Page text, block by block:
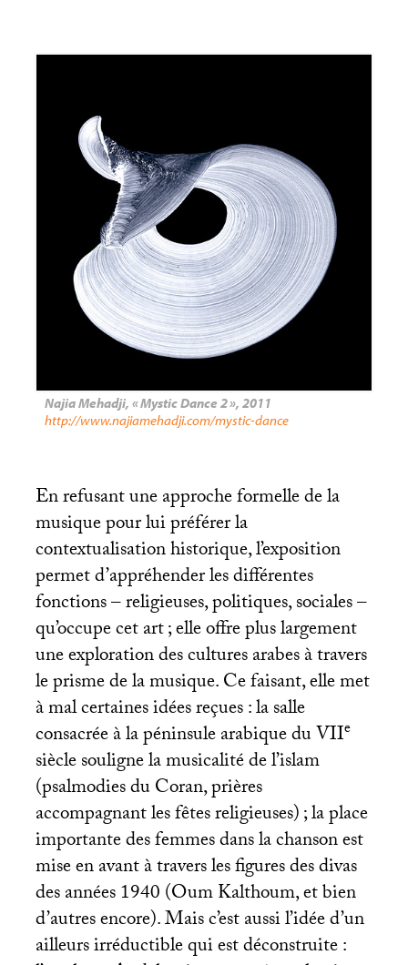
Najia Mehadji, «Mystic Dance 2», 2011
http://www.najiamehadji.com/mystic-dance
En refusant une approche formelle de la
musique pour lui préférer la
contextualisation historique, l’exposition
permet d’appréhender les différentes
fonctions – religieuses, politiques, sociales –
qu’occupe cet art; elle offre plus largement
une exploration des cultures arabes à travers
le prisme de la musique. Ce faisant, elle met
à mal certaines idées reçues : la salle
consacrée à la péninsule arabique duVIIe
siècle souligne la musicalité de l’islam
(psalmodies du Coran, prières
accompagnant les fêtes religieuses); la place
importante des femmes dans la chanson est
mise en avant à travers les figures des divas
des années 1940 (Oum Kalthoum, et bien
d’autres encore). Mais c’est aussi l’idée d’un
ailleurs irréductible qui est déconstruite :